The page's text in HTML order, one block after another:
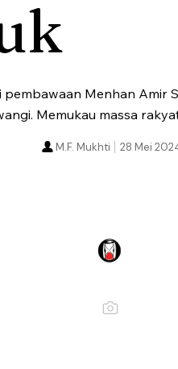
Menhan Amir
Memukau massa
28 Mei
M.F. Mukhti